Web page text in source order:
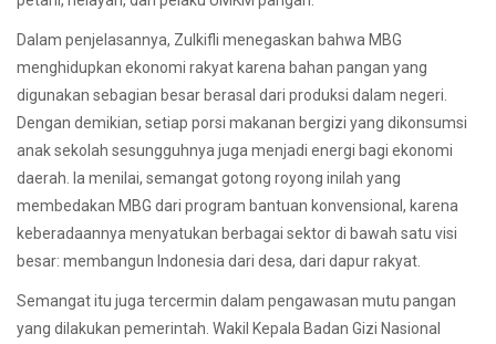
Dalam penjelasannya, Zulkifli menegaskan bahwa MBG
menghidupkan ekonomi rakyat karena bahan pangan yang
digunakan sebagian besar berasal dari produksi dalam negeri.
Dengan demikian, setiap porsi makanan bergizi yang dikonsumsi
anak sekolah sesungguhnya juga menjadi energi bagi ekonomi
daerah. Ia menilai, semangat gotong royong inilah yang
membedakan MBG dari program bantuan konvensional, karena
keberadaannya menyatukan berbagai sektor di bawah satu visi
besar: membangun Indonesia dari desa, dari dapur rakyat.
Semangat itu juga tercermin dalam pengawasan mutu pangan
yang dilakukan pemerintah. Wakil Kepala Badan Gizi Nasional